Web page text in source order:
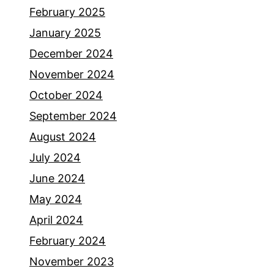
February 2025
January 2025
December 2024
November 2024
October 2024
September 2024
August 2024
July 2024
June 2024
May 2024
April 2024
February 2024
November 2023